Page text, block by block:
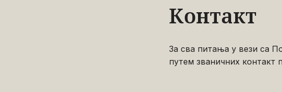
Контакт
За сва питања у вези са
путем званичних контакт